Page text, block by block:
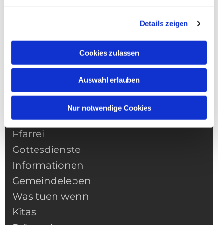
Details zeigen
Cookies zulassen
Auswahl erlauben
Nur notwendige Cookies
NAVIGATION
Pfarrei
Gottesdienste
Informationen
Gemeindeleben
Was tuen wenn
Kitas